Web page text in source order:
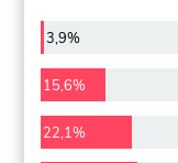
3,9%
15,6%
22,1%